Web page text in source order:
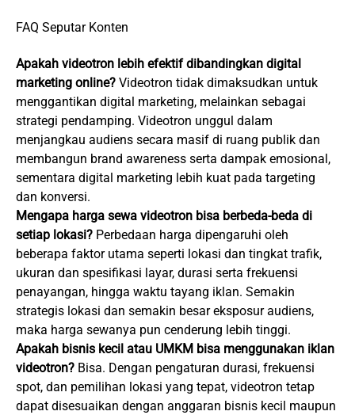
FAQ Seputar Konten
Apakah videotron lebih efektif dibandingkan digital
marketing online? Videotron tidak dimaksudkan untuk
menggantikan digital marketing, melainkan sebagai
strategi pendamping. Videotron unggul dalam
menjangkau audiens secara masif di ruang publik dan
membangun brand awareness serta dampak emosional,
sementara digital marketing lebih kuat pada targeting
dan konversi.
Mengapa harga sewa videotron bisa berbeda-beda di
setiap lokasi? Perbedaan harga dipengaruhi oleh
beberapa faktor utama seperti lokasi dan tingkat trafik,
ukuran dan spesifikasi layar, durasi serta frekuensi
penayangan, hingga waktu tayang iklan. Semakin
strategis lokasi dan semakin besar eksposur audiens,
maka harga sewanya pun cenderung lebih tinggi.
Apakah bisnis kecil atau UMKM bisa menggunakan iklan
videotron? Bisa. Dengan pengaturan durasi, frekuensi
spot, dan pemilihan lokasi yang tepat, videotron tetap
dapat disesuaikan dengan anggaran bisnis kecil maupun